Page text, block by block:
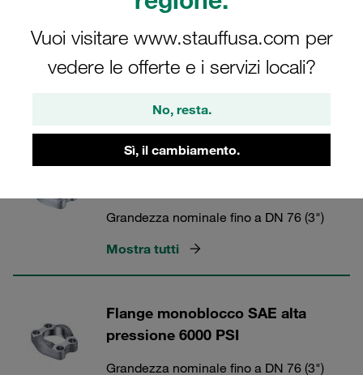
Vuoi visitare www.stauffusa.com per
vedere le offerte e i servizi locali?
No, resta.
Sì, il cambiamento.
Flange STAUFF
Flange monoblocco SAE (serie
Grandezza nominale fino a DN 76 (3")
Mostra tutti
Flange monoblocco SAE alta
pressione 6000 PSI
Grandezza nominale fino a DN 76 (3")